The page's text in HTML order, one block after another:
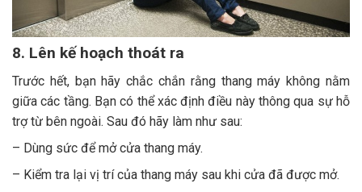
8. Lên kế hoạch thoát ra
Trước hết, bạn hãy chắc chắn rằng thang máy không nằm
giữa các tầng. Bạn có thể xác định điều này thông qua sự hỗ
trợ từ bên ngoài. Sau đó hãy làm như sau:
– Dùng sức để mở cửa thang máy.
– Kiểm tra lại vị trí của thang máy sau khi cửa đã được mở.